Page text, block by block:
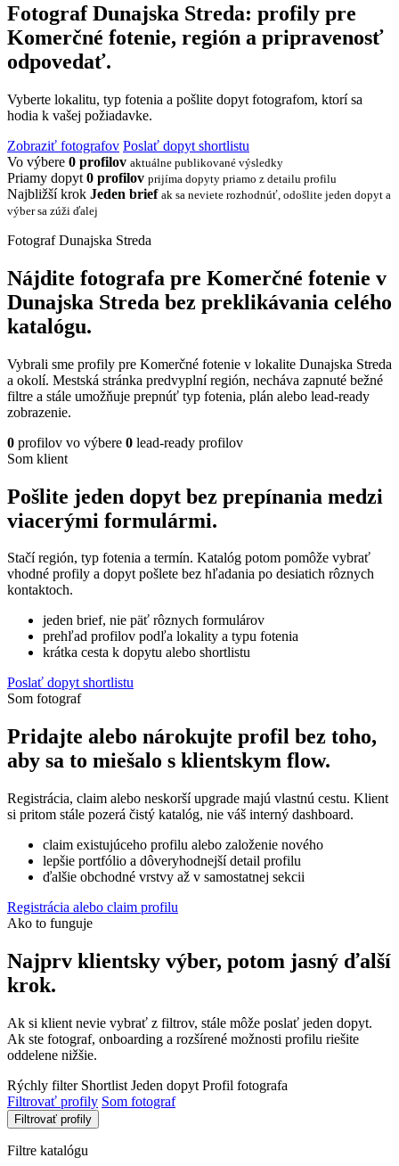
Fotograf Dunajska Streda: profily pre
Komerčné fotenie, región a pripravenosť
odpovedať.
Vyberte lokalitu, typ fotenia a pošlite dopyt fotografom, ktorí sa
hodia k vašej požiadavke.
Zobraziť fotografov Poslať dopyt shortlistu
Vo výbere 0 profilov aktuálne publikované výsledky
Priamy dopyt 0 profilov prijíma dopyty priamo z detailu profilu
Najbližší krok Jeden brief ak sa neviete rozhodnúť, odošlite jeden dopyt a
výber sa zúži ďalej
Fotograf Dunajska Streda
Nájdite fotografa pre Komerčné fotenie v
Dunajska Streda bez preklikávania celého
katalógu.
Vybrali sme profily pre Komerčné fotenie v lokalite Dunajska Streda
a okolí. Mestská stránka predvyplní región, necháva zapnuté bežné
filtre a stále umožňuje prepnúť typ fotenia, plán alebo lead-ready
zobrazenie.
0 profilov vo výbere 0 lead-ready profilov
Som klient
Pošlite jeden dopyt bez prepínania medzi
viacerými formulármi.
Stačí región, typ fotenia a termín. Katalóg potom pomôže vybrať
vhodné profily a dopyt pošlete bez hľadania po desiatich rôznych
kontaktoch.
jeden brief, nie päť rôznych formulárov
prehľad profilov podľa lokality a typu fotenia
krátka cesta k dopytu alebo shortlistu
Poslať dopyt shortlistu
Som fotograf
Pridajte alebo nárokujte profil bez toho,
aby sa to miešalo s klientskym flow.
Registrácia, claim alebo neskorší upgrade majú vlastnú cestu. Klient
si pritom stále pozerá čistý katalóg, nie váš interný dashboard.
claim existujúceho profilu alebo založenie nového
lepšie portfólio a dôveryhodnejší detail profilu
ďalšie obchodné vrstvy až v samostatnej sekcii
Registrácia alebo claim profilu
Ako to funguje
Najprv klientsky výber, potom jasný ďalší
krok.
Ak si klient nevie vybrať z filtrov, stále môže poslať jeden dopyt.
Ak ste fotograf, onboarding a rozšírené možnosti profilu riešite
oddelene nižšie.
Rýchly filter Shortlist Jeden dopyt Profil fotografa
Filtrovať profily Som fotograf
Filtrovať profily
Filtre katalógu